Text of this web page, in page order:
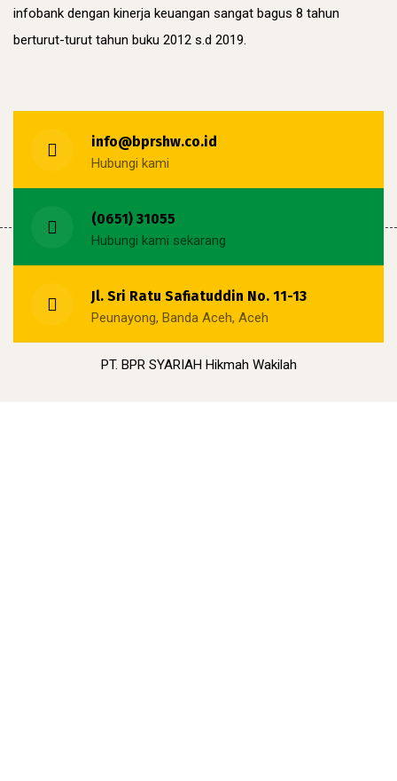
infobank dengan kinerja keuangan sangat bagus 8 tahun
berturut-turut tahun buku 2012 s.d 2019.
info@bprshw.co.id
Hubungi kami
(0651) 31055
Hubungi kami sekarang
Jl. Sri Ratu Safiatuddin No. 11-13
Peunayong, Banda Aceh, Aceh
PT. BPR SYARIAH Hikmah Wakilah